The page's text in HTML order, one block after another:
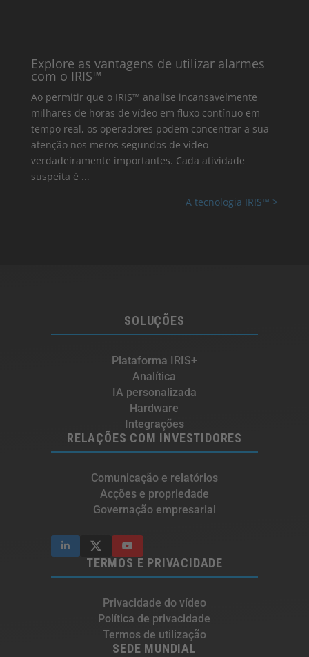
Explore as vantagens de utilizar alarmes
com o IRIS™
Ao permitir que o IRIS™ analise incansavelmente
milhares de horas de vídeo em fluxo contínuo em
tempo real, os operadores podem concentrar a sua
atenção nos meros segundos de vídeo
verdadeiramente importantes. Cada atividade
suspeita é ...
A tecnologia IRIS™ >
SOLUÇÕES
Plataforma IRIS+
Analítica
IA personalizada
Hardware
Integrações
RELAÇÕES COM INVESTIDORES
Comunicação e relatórios
Acções e propriedade
Governação empresarial
TERMOS E PRIVACIDADE
Privacidade do vídeo
Política de privacidade
Termos de utilização
SEDE MUNDIAL